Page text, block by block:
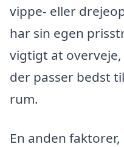
vippe- eller
har sin egen
vigtigt at
der passer bedst
rum.
En anden